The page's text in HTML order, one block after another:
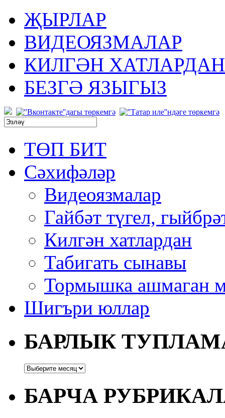
ҖЫРЛАР
ВИДЕОЯЗМАЛАР
КИЛГӘН ХАТЛАРДАН
БЕЗГӘ ЯЗЫГЫЗ
ТӨП БИТ
Сәхифәләр
Видеоязмалар
Гайбәт түгел,
Килгән хатлардан
Табигать сынавы
Тормышка ашмаган
Шигъри юллар
БАРЛЫК
БАРЧА